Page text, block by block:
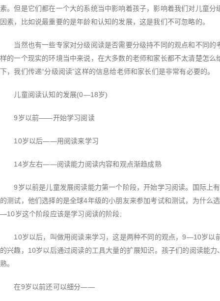
素。但是它们都在一个大的系统当中影响着孩子，影响着我们对儿童分
因素，比如说最重要的是年龄和认知的发展，这是我们不可忽略的。
当然也有一些专家对分级阅读是否需要分级持不同的观点和不同的
样的一个现实的环境当中来说，在大多数的老师和家长都不太清楚怎么
下，我们传递“分级阅读”这样的信息给老师和家长们是非常有必要的。
儿童阅读认知的发展(0—18岁)
9岁以前——开始学习阅读
10岁以后——用阅读来学习
14岁左右——阅读能力阅读内容和观点渐趋成熟
9岁以前是儿童发展阅读能力第一个阶段，开始学习阅读。国际上
的测试，他们选择的是全球4年级的小朋友来参加考试和测试，为什么
—10岁这个阶段应该是学习阅读的阶段;
10岁以后，叫做用阅读来学习，这是两种不同的观点，9—10岁以
的兴趣，10岁以后通过阅读的工具大量的扩展知识。孩子们的阅读能
熟。
在9岁以前还可以细分——